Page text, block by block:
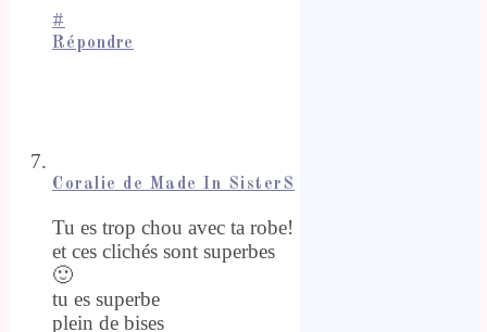
#
Répondre
Coralie de Made In SisterS
Tu es trop chou avec ta robe!
et ces clichés sont superbes
🙂
tu es superbe
plein de bises